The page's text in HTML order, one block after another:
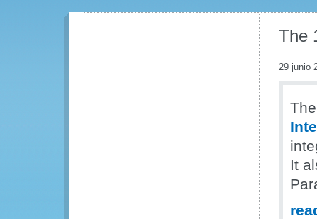
The
29 junio
It